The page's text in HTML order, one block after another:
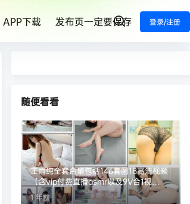
登录/注册
APP下载 发布页一定要保存
随便看看
王雨纯全套合集包括146套图18高清视频
（含vip付费直播asmr以及9V合1视
频），大小29.86G
1 年前